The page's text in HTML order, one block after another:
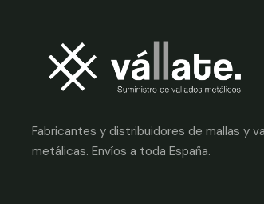
Fabricantes y distribuidores de mallas y
metálicas. Envíos a toda España.